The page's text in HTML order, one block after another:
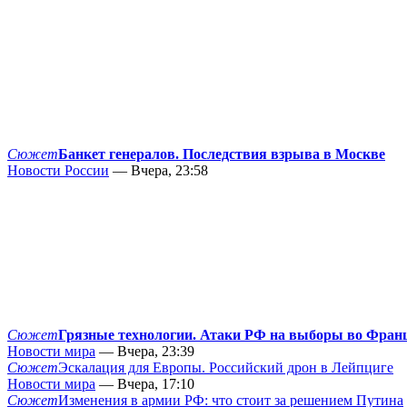
СюжетБанкет генералов. Последствия взрыва в Москве
Новости России — Вчера, 23:58
СюжетГрязные технологии. Атаки РФ на выборы во
Новости мира — Вчера, 23:39
СюжетЭскалация для Европы. Российский дрон в Лейпциге
Новости мира — Вчера, 17:10
СюжетИзменения в армии РФ: что стоит за решением Путина